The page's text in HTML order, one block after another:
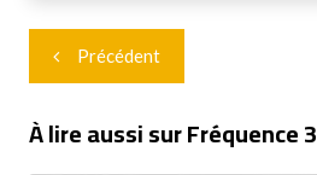
Navigation
de
l’article
Précédent
À lire aussi sur Fréquence 3